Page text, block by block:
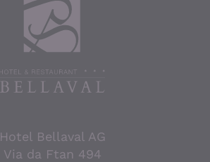
Hotel Bellaval AG
Via da Ftan 494